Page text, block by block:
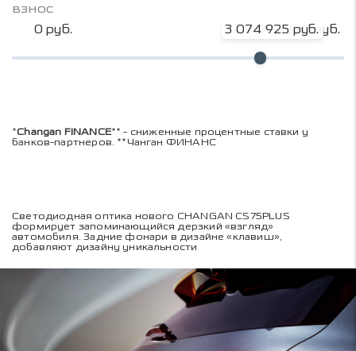
взнос
0 руб. 3 074 925 руб.
4 099 900 руб.
*Changan FINANCE** - сниженные процентные ставки у
банков-партнеров. **Чанган ФИНАНС
Светодиодная оптика нового CHANGAN CS75PLUS
формирует запоминающийся дерзкий «взгляд»
автомобиля. Задние фонари в дизайне «клавиш»,
добавляют дизайну уникальности